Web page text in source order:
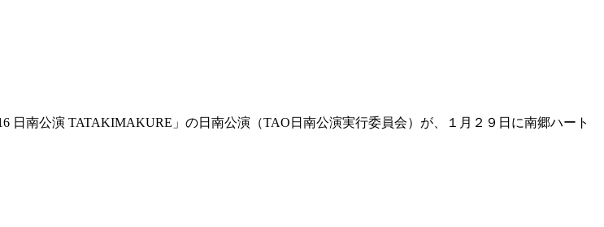
南公演 TATAKIMAKURE」の日南公演（TAO日南公演実行委員会）が、１月２９日に南郷ハート